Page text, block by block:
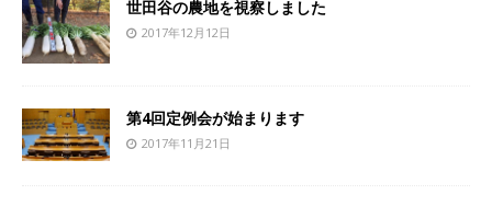
世田谷の農地を視察しました
2017年12月12日
第4回定例会が始まります
2017年11月21日
田
谷
区
団
議
員